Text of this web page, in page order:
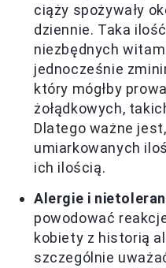
ciąży spożywały
dziennie. Taka
niezbędnych
jednocześnie
który mógłby
żołądkowych,
Dlatego ważne
umiarkowanych
ich ilością.
Alergie i
powodować
kobiety z historią
szczególnie